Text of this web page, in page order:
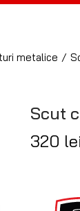
metalice /
Scut
320